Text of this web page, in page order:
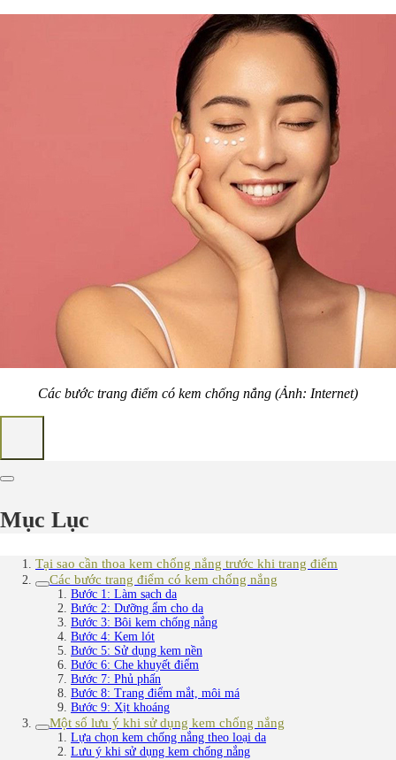
Các bước trang điểm có kem chống nắng (Ảnh: Internet)
Mục Lục
Tại sao cần thoa kem chống nắng trước khi trang điểm
Các bước trang điểm có kem chống nắng
Bước 1: Làm sạch da
Bước 2: Dưỡng ẩm cho da
Bước 3: Bôi kem chống nắng
Bước 4: Kem lót
Bước 5: Sử dụng kem nền
Bước 6: Che khuyết điểm
Bước 7: Phủ phấn
Bước 8: Trang điểm mắt, môi má
Bước 9: Xịt khoáng
Một số lưu ý khi sử dụng kem chống nắng
Lựa chọn kem chống nắng theo loại da
Lưu ý khi sử dụng kem chống nắng